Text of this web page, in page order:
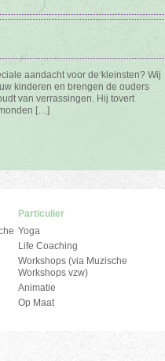
aandacht voor de kleinsten? Wij
kinderen en brengen de ouders
van verrassingen. Hij tovert
[…]
Particulier
Yoga
Life Coaching
Workshops (via Muzische
Workshops vzw)
Animatie
Op Maat